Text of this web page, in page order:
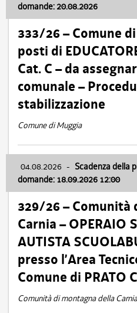
domande: 20.08.2026
333/26 – Comune
posti di
Cat. C – da
comunale –
stabilizzazione
Comune di Muggia
04.08.2026 - Scadenza della
domande: 18.09.2026 12:00
329/26 – Comunità
Carnia – OPERAIO
AUTISTA
presso l’Area
Comune di PRATO
Comunità di montagna della Carnia